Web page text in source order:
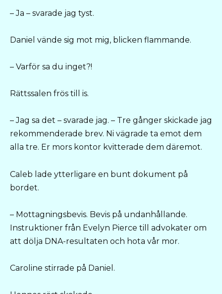
– Ja – svarade jag tyst.
Daniel vände sig mot mig, blicken flammande.
– Varför sa du inget?!
Rättssalen frös till is.
– Jag sa det – svarade jag. – Tre gånger skickade jag
rekommenderade brev. Ni vägrade ta emot dem
alla tre. Er mors kontor kvitterade dem däremot.
Caleb lade ytterligare en bunt dokument på
bordet.
– Mottagningsbevis. Bevis på undanhållande.
Instruktioner från Evelyn Pierce till advokater om
att dölja DNA-resultaten och hota vår mor.
Caroline stirrade på Daniel.